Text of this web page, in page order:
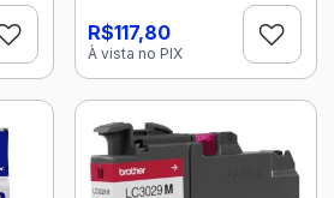
R$117,80
À vista no PIX